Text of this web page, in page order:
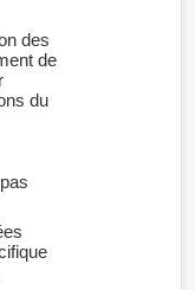
des
de
du